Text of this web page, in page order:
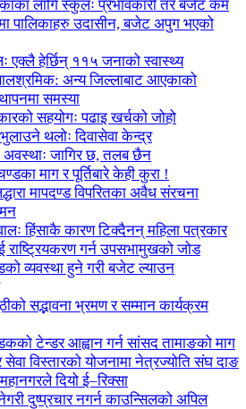
लागि स्कुलः प्रभावकारी तर बजेट कम
पालिकाहरु उदासीन, बजेट अपुग भएको
एक्लै हेर्छिन् ११५ जनाको स्वास्थ्य
अन्य जिल्लाबाट आएकाको
समस्या
सहयोगः पढाइ खर्चको जोहो
थलोः दिवासेवा केन्द्र
अवस्थाः जागिर छ, तलब छैन
माग र पूर्तिबारे केही कुरा !
मापदण्ड विपरितका अवैध संरचना
हिंसाकै कारण टिक्दैनन् महिला पत्रकार
राष्ट्रियकरण गर्न उपसभामुखको जोड
व्यवस्था हुने गरी बजेट ल्याउन
सद्भावना भ्रमण र सम्मान कार्यक्रम
टेन्डर आह्वान गर्न सांसद तामाङको माग
विस्तारको योजनामा नेत्रज्योति संघ दाङ
दियो ई–रिक्सा
दुष्प्रचार नगर्न काउन्सिलको अपिल